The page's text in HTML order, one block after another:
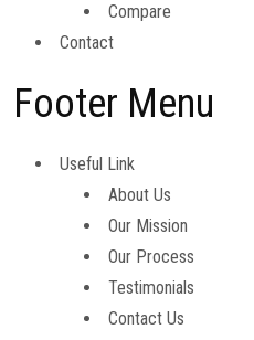
Compare
Contact
Footer Menu
Useful Link
About Us
Our Mission
Our Process
Testimonials
Contact Us